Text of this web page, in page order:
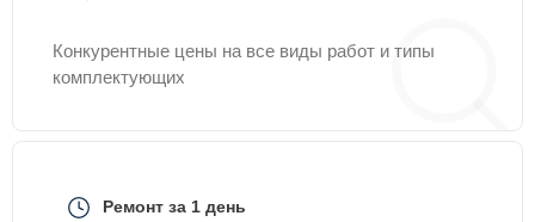
Конкурентные цены на все виды работ и типы
комплектующих
Ремонт за 1 день